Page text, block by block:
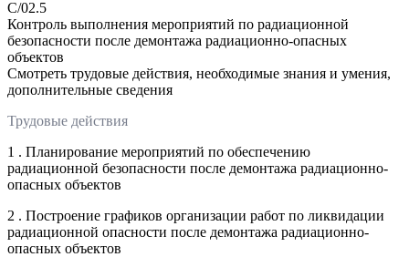
C/02.5
Контроль выполнения мероприятий по радиационной
безопасности после демонтажа радиационно-опасных
объектов
Смотреть трудовые действия, необходимые знания и умения,
дополнительные сведения
Трудовые действия
1 . Планирование мероприятий по обеспечению
радиационной безопасности после демонтажа радиационно-
опасных объектов
2 . Построение графиков организации работ по ликвидации
радиационной опасности после демонтажа радиационно-
опасных объектов